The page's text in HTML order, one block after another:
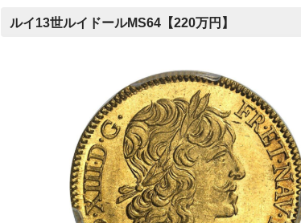
ルイ13世ルイドールMS64【220万円】